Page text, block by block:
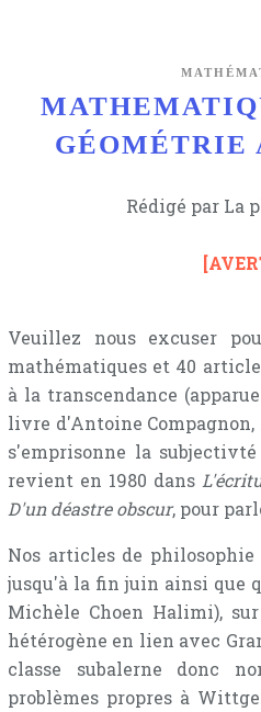
GÉOMÉTRIE
Rédigé par La
Veuillez nous excuser
mathématiques et 40
à la transcendance
livre d'Antoine Compagnon,
s'emprisonne la
revient en 1980 dans
D'un déastre obscur, pour
Nos articles de
jusqu'à la fin juin ainsi que
Michèle Choen Halimi),
hétérogène en lien avec
classe subalerne donc
problèmes propres à